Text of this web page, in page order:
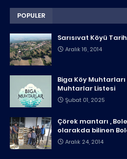
POPULER
Sarısıvat Köyü
Aralık 16, 2014
Biga Köy
Muhtarlar Listesi
Şubat 01, 2025
Çörek mantarı ,
olarakda bilinen
Aralık 24, 2014